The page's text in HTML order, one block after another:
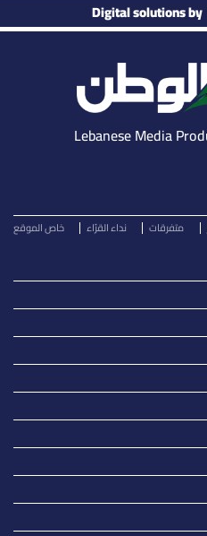
Digital solutions by
متفرقات نداء القرّاء خاص الموقع